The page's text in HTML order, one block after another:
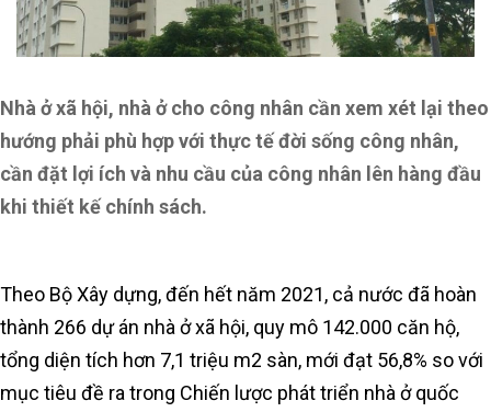
Nhà ở xã hội, nhà ở cho công nhân cần xem xét lại theo
hướng phải phù hợp với thực tế đời sống công nhân,
cần đặt lợi ích và nhu cầu của công nhân lên hàng đầu
khi thiết kế chính sách.
Theo Bộ Xây dựng, đến hết năm 2021, cả nước đã hoàn
thành 266 dự án nhà ở xã hội, quy mô 142.000 căn hộ,
tổng diện tích hơn 7,1 triệu m2 sàn, mới đạt 56,8% so với
mục tiêu đề ra trong Chiến lược phát triển nhà ở quốc